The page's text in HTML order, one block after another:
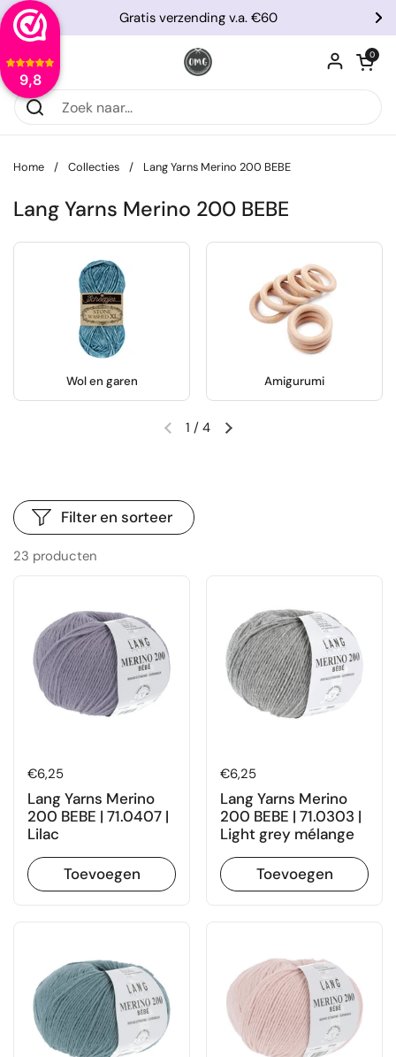
9,8
Ga naar content
Vorige
Gratis verzending v.a. €60
Menu openen
0
Home / Collecties / Lang Yarns Merino 200 BEBE
Lang Yarns Merino 200 BEBE
Wol en garen Amigurumi
Vorige diaVolgende dia
1 / 4
23 producten
Filter en sorteer
Prijs:
€6,25
Lang Yarns Merino
200 BEBE | 71.0407 |
Lilac
Toevoegen
Prijs:
€6,25
Lang Yarns Merino
200 BEBE | 71.0303 |
Light grey mélange
Toevoegen